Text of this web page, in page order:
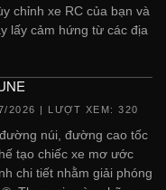
chỉnh xe RC của bạn và
lấy cảm hứng từ các địa
2026 | LƯỢT XEM: 320
núi, đường cao tốc
tạo chiếc xe mơ ước
chi tiết nhằm giải phóng